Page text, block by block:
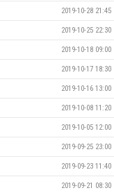
2019-10-28 21:45
2019-10-25 22:30
2019-10-18 09:00
2019-10-17 18:30
2019-10-16 13:00
2019-10-08 11:20
2019-10-05 12:00
2019-09-25 23:00
2019-09-23 11:40
2019-09-21 08:30